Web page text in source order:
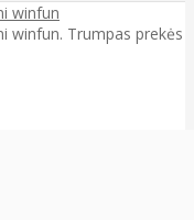
winfun
winfun. Trumpas prekės